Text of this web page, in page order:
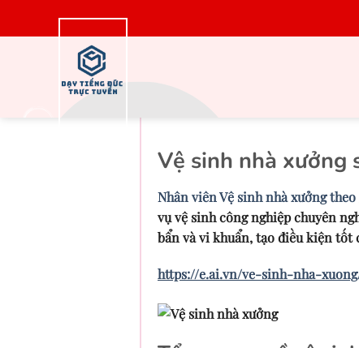
Vệ sinh nhà xưởng
Nhân viên Vệ sinh nhà xưởng
vụ vệ sinh công nghiệp chuyên
bẩn và vi khuẩn, tạo điều kiện tốt
https://e.ai.vn/ve-sinh-nha-